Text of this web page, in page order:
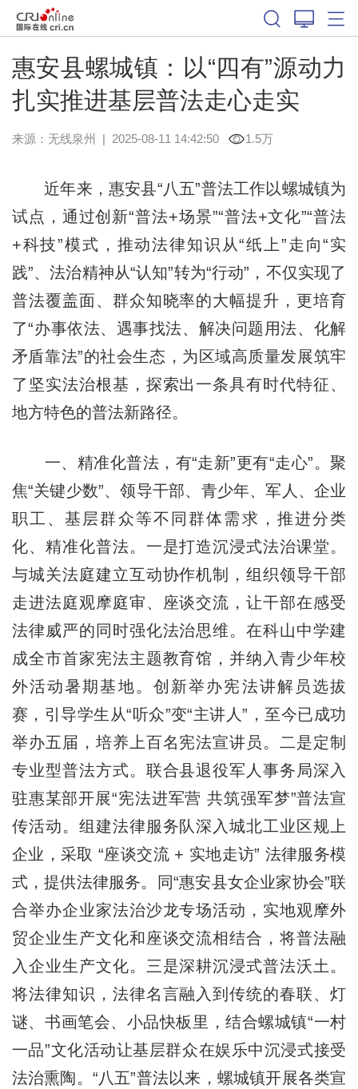
惠安县螺城镇：以“四有”源动力
扎实推进基层普法走心走实
来源： 无线泉州 | 2025-08-11 14:42:50 1.5万
近年来，惠安县“八五”普法工作以螺城镇为
试点，通过创新“普法+场景”“普法+文化”“普法
+科技”模式，推动法律知识从“纸上”走向“实
践”、法治精神从“认知”转为“行动”，不仅实现了
普法覆盖面、群众知晓率的大幅提升，更培育
了“办事依法、遇事找法、解决问题用法、化解
矛盾靠法”的社会生态，为区域高质量发展筑牢
了坚实法治根基，探索出一条具有时代特征、
地方特色的普法新路径。
一、精准化普法，有“走新”更有“走心”。聚
焦“关键少数”、领导干部、青少年、军人、企业
职工、基层群众等不同群体需求，推进分类
化、精准化普法。一是打造沉浸式法治课堂。
与城关法庭建立互动协作机制，组织领导干部
走进法庭观摩庭审、座谈交流，让干部在感受
法律威严的同时强化法治思维。在科山中学建
成全市首家宪法主题教育馆，并纳入青少年校
外活动暑期基地。创新举办宪法讲解员选拔
赛，引导学生从“听众”变“主讲人”，至今已成功
举办五届，培养上百名宪法宣讲员。二是定制
专业型普法方式。联合县退役军人事务局深入
驻惠某部开展“宪法进军营 共筑强军梦”普法宣
传活动。组建法律服务队深入城北工业区规上
企业，采取 “座谈交流 + 实地走访” 法律服务模
式，提供法律服务。同“惠安县女企业家协会”联
合举办企业家法治沙龙专场活动，实地观摩外
贸企业生产文化和座谈交流相结合，将普法融
入企业生产文化。三是深耕沉浸式普法沃土。
将法律知识，法律名言融入到传统的春联、灯
谜、书画笔会、小品快板里，结合螺城镇“一村
一品”文化活动让基层群众在娱乐中沉浸式接受
法治熏陶。“八五”普法以来，螺城镇开展各类宣